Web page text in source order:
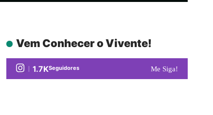
Vem Conhecer o Vivente!
1.7KSeguidores Me Siga!